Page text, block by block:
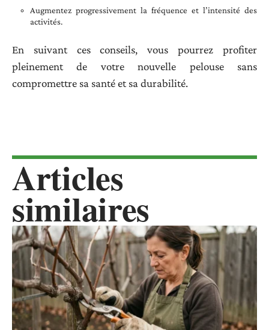
Augmentez progressivement la fréquence et l’intensité des
activités.
En suivant ces conseils, vous pourrez profiter
pleinement de votre nouvelle pelouse sans
compromettre sa santé et sa durabilité.
Articles
similaires